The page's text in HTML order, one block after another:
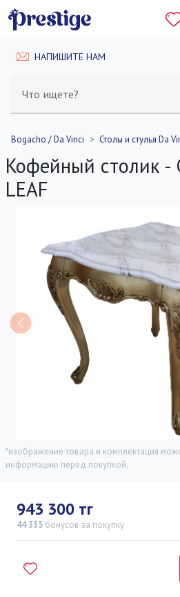
НАПИШИТЕ НАМ
Что ищете?
Bogacho / Da Vinci Столы и стулья Da
Кофейный столик -
LEAF
*изображение товара и комплектация
информацию перед покупкой.
943 300 тг
44 335 бонусов за покупку